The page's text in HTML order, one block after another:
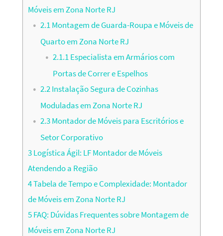
Móveis em Zona Norte RJ
2.1Montagem de Guarda-Roupa e Móveis de
Quarto em Zona Norte RJ
2.1.1Especialista em Armários com
Portas de Correr e Espelhos
2.2Instalação Segura de Cozinhas
Moduladas em Zona Norte RJ
2.3Montador de Móveis para Escritórios e
Setor Corporativo
3Logística Ágil: LF Montador de Móveis
Atendendo a Região
4Tabela de Tempo e Complexidade: Montador
de Móveis em Zona Norte RJ
5FAQ: Dúvidas Frequentes sobre Montagem de
Móveis em Zona Norte RJ